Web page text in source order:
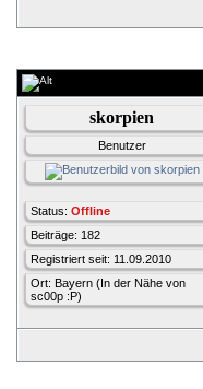
skorpien
Benutzer
Status: Offline
Beiträge: 182
Registriert seit: 11.09.2010
Ort: Bayern (In der Nähe von
sc00p :P)